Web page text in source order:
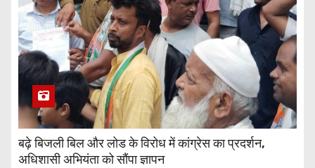
बढ़े बिजली बिल और लोड के विरोध में कांग्रेस का प्रदर्शन,
अधिशासी अभियंता को सौंपा ज्ञापन